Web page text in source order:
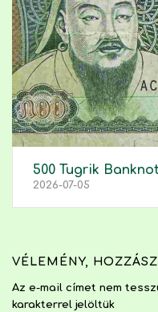
500 Tugrik
2026-07-05
VÉLEMÉNY,
Az e-mail címet nem
karakterrel jelöltük